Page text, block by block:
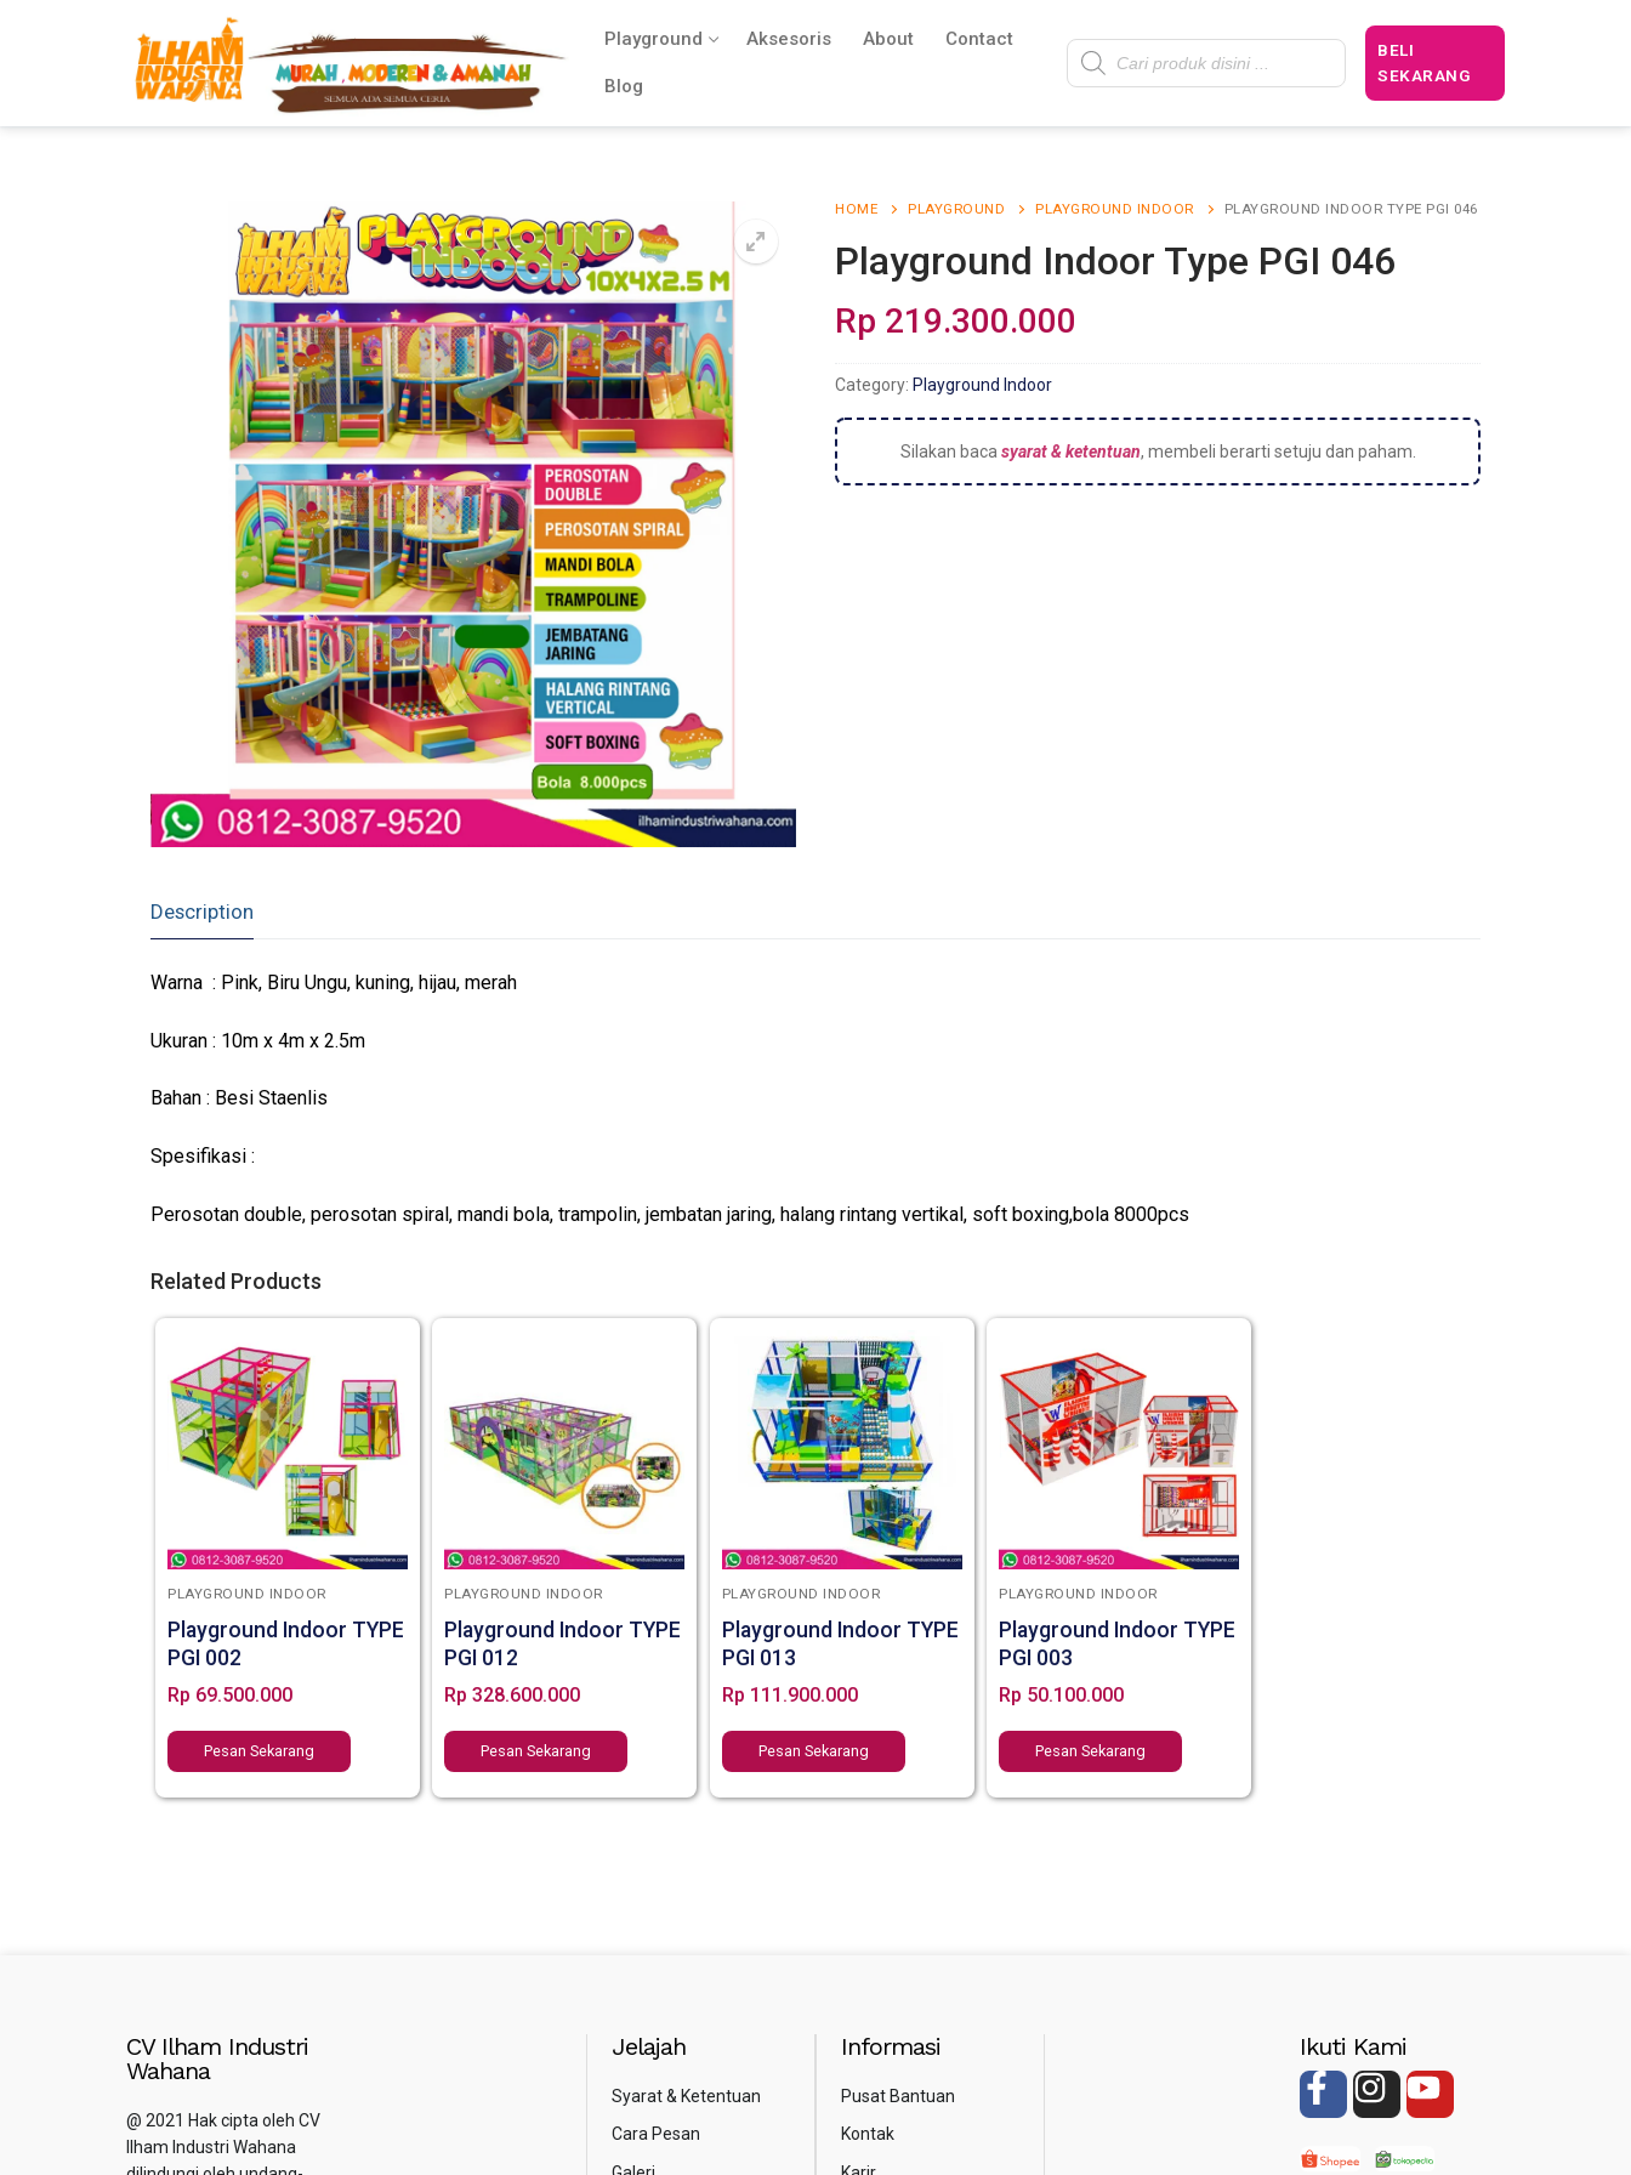
Playground Aksesoris About Contact
Blog
BELI
SEKARANG
HOME PLAYGROUND PLAYGROUND INDOOR PLAYGROUND INDOOR TYPE PGI 046
Playground Indoor Type PGI 046
Rp 219.300.000
Category: Playground Indoor
Silakan baca syarat & ketentuan, membeli berarti setuju dan paham.
Description
Warna : Pink, Biru Ungu, kuning, hijau, merah
Ukuran : 10m x 4m x 2.5m
Bahan : Besi Staenlis
Spesifikasi :
Perosotan double, perosotan spiral, mandi bola, trampolin, jembatan jaring, halang rintang vertikal, soft boxing,bola 8000pcs
Related Products
PLAYGROUND INDOOR
Playground Indoor TYPE
PGI 002
Rp 69.500.000
Pesan Sekarang
PLAYGROUND INDOOR
Playground Indoor TYPE
PGI 012
Rp 328.600.000
Pesan Sekarang
PLAYGROUND INDOOR
Playground Indoor TYPE
PGI 013
Rp 111.900.000
Pesan Sekarang
PLAYGROUND INDOOR
Playground Indoor TYPE
PGI 003
Rp 50.100.000
Pesan Sekarang
CV Ilham Industri
Wahana
@ 2021 Hak cipta oleh CV
Ilham Industri Wahana
Jelajah
Syarat & Ketentuan
Cara Pesan
Informasi
Pusat Bantuan
Kontak
Ikuti Kami